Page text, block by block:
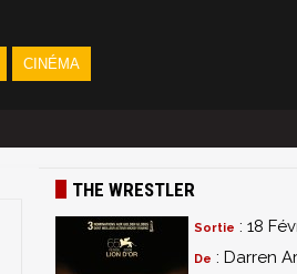
CINÉMA
THE WRESTLER
Sortie : 18
De : Darren